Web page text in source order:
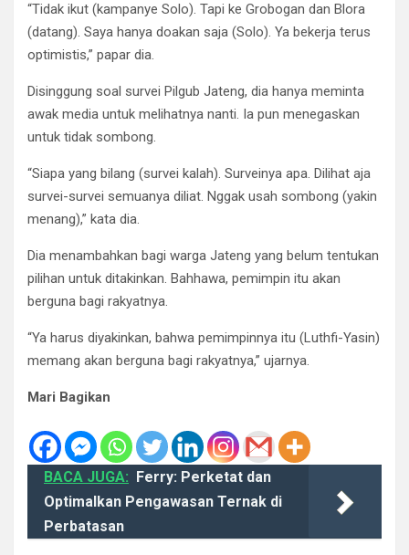
“Tidak ikut (kampanye Solo). Tapi ke Grobogan dan Blora
(datang). Saya hanya doakan saja (Solo). Ya bekerja terus
optimistis,” papar dia.
Disinggung soal survei Pilgub Jateng, dia hanya meminta
awak media untuk melihatnya nanti. Ia pun menegaskan
untuk tidak sombong.
“Siapa yang bilang (survei kalah). Surveinya apa. Dilihat aja
survei-survei semuanya diliat. Nggak usah sombong (yakin
menang),” kata dia.
Dia menambahkan bagi warga Jateng yang belum tentukan
pilihan untuk ditakinkan. Bahhawa, pemimpin itu akan
berguna bagi rakyatnya.
“Ya harus diyakinkan, bahwa pemimpinnya itu (Luthfi-Yasin)
memang akan berguna bagi rakyatnya,” ujarnya.
Mari Bagikan
BACA JUGA:
Ferry: Perketat dan
Optimalkan Pengawasan Ternak di
Perbatasan